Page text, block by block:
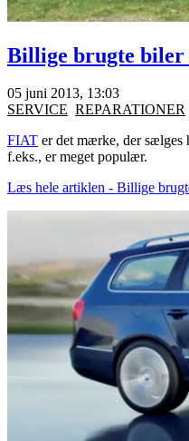
Billige brugte
05 juni 2013, 13:03
SERVICE REPARATIONER
FIAT er det mærke, der sælges
f.eks., er meget populær.
Læs hele artiklen - Billige